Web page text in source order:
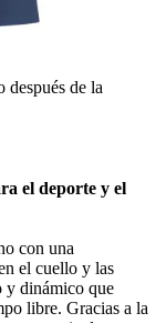
después de la
el deporte y el
con una
el cuello y las
y dinámico que
libre. Gracias a la